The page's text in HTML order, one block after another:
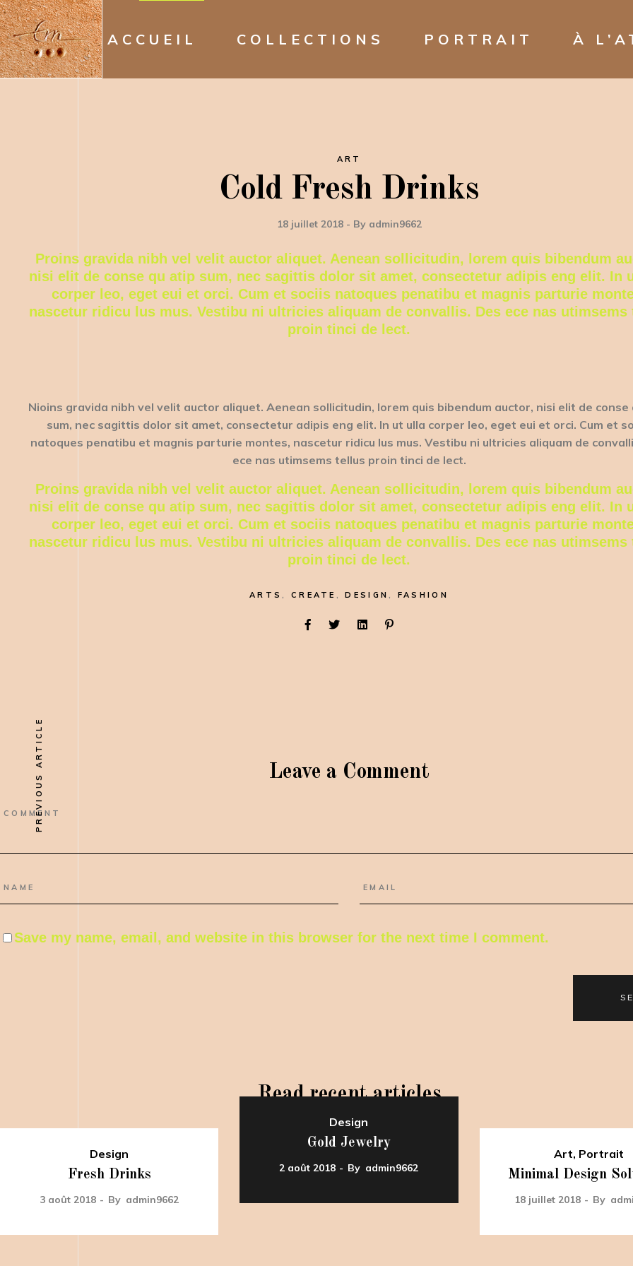
ACCUEIL COLLECTIONS PORTRAIT À
ART
Cold Fresh Drinks
18 juillet 2018 By admin9662
Proins gravida nibh vel velit auctor aliquet. Aenean sollicitudin, lorem quis bibendum
nisi elit de conse qu atip sum, nec sagittis dolor sit amet, consectetur adipis eng elit. In
corper leo, eget eui et orci. Cum et sociis natoques penatibu et magnis parturie
nascetur ridicu lus mus. Vestibu ni ultricies aliquam de convallis. Des ece nas utimsems
proin tinci de lect.
Nioins gravida nibh vel velit auctor aliquet. Aenean sollicitudin, lorem quis bibendum auctor, nisi elit de conse
sum, nec sagittis dolor sit amet, consectetur adipis eng elit. In ut ulla corper leo, eget eui et orci. Cum et
natoques penatibu et magnis parturie montes, nascetur ridicu lus mus. Vestibu ni ultricies aliquam de
ece nas utimsems tellus proin tinci de lect.
Proins gravida nibh vel velit auctor aliquet. Aenean sollicitudin, lorem quis bibendum
nisi elit de conse qu atip sum, nec sagittis dolor sit amet, consectetur adipis eng elit. In
corper leo, eget eui et orci. Cum et sociis natoques penatibu et magnis parturie
nascetur ridicu lus mus. Vestibu ni ultricies aliquam de convallis. Des ece nas utimsems
proin tinci de lect.
ARTS, CREATE ,DESIGN, FASHION
PREVIOUS ARTICLE Leave a Comment
Save my name, email, and website in this browser for the next time I comment.
Read recent articles
Design
Fresh Drinks
3 août 2018 By admin9662
Design
Gold Jewelry
2 août 2018 By admin9662
Art, Portrait
Minimal Design
18 juillet 2018 By